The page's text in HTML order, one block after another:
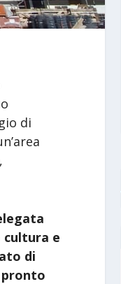
di
cultura e
di
pronto